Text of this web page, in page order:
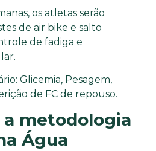
os atletas serão
de air bike e salto
de fadiga e
Glicemia, Pesagem,
de FC de repouso.
metodologia
Água